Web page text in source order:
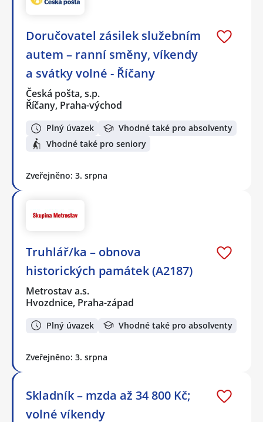
Doručovatel zásilek služebním
autem – ranní směny, víkendy
a svátky volné - Říčany
Česká pošta, s.p.
Říčany, Praha-východ
Plný úvazek
Vhodné také pro absolventy
Vhodné také pro seniory
Zveřejněno: 3. srpna
Truhlář/ka – obnova
historických památek (A2187)
Metrostav a.s.
Hvozdnice, Praha-západ
Plný úvazek Vhodné také pro absolventy
Zveřejněno: 3. srpna
Skladník – mzda až 34 800 Kč;
volné víkendy